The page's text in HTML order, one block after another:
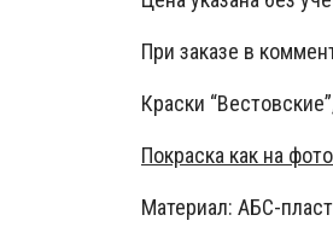
При заказе в
Краски
Покраска как на
Материал: АБС-